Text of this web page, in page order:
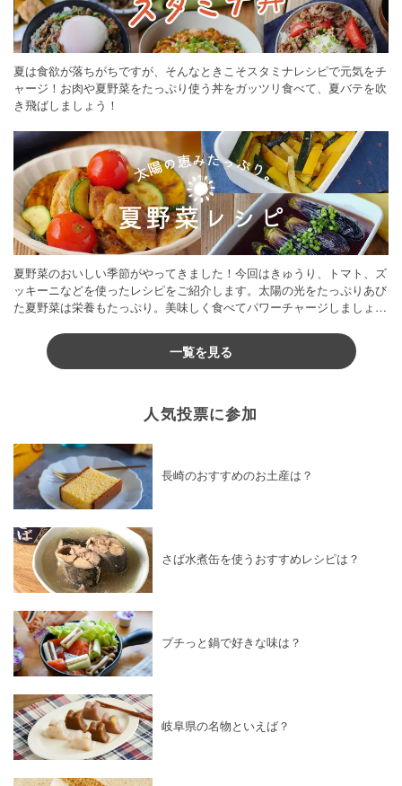
夏は食欲が落ちがちですが、そんなときこそスタミナレシピで元気をチ
ャージ！お肉や夏野菜をたっぷり使う丼をガッツリ食べて、夏バテを吹
き飛ばしましょう！
夏野菜のおいしい季節がやってきました！今回はきゅうり、トマト、ズ
ッキーニなどを使ったレシピをご紹介します。太陽の光をたっぷりあび
た夏野菜は栄養もたっぷり。美味しく食べてパワーチャージしましょう
一覧を見る
人気投票に参加
長崎のおすすめのお土産は？
さば水煮缶を使うおすすめレシピは？
プチっと鍋で好きな味は？
岐阜県の名物といえば？